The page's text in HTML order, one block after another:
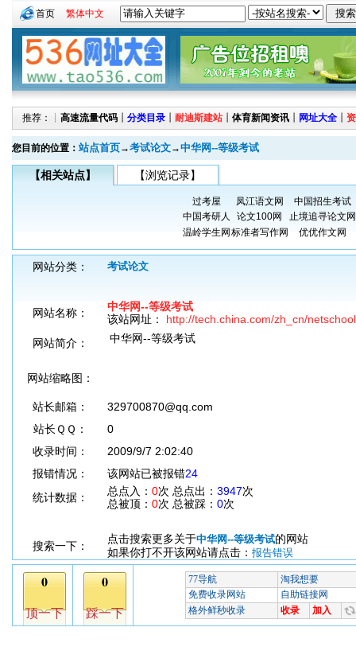
首页 繁体中文
推荐：┊ 高速流量代码 ┊ 分类目录 ┊ 耐迪斯建站 ┊ 体育新闻资讯 ┊ 网址大全 ┊
您目前的位置： 站点首页→考试论文→中华网--等级考试
【相关站点】 【浏览记录】
过考屋 凤江语文网
中国招生考试
中国考研人
论文100网
止境追寻论文网
温岭学生网 标准者写作网 优优作文网
网站分类： 考试论文
网站名称：
中华网--等级考试
该站网址： http://tech.china.com/zh_cn/
网站简介：
中华网--等级考试
网站缩略图：
站长邮箱：
329700870@qq.com
站长ＱＱ：
0
收录时间：
2009/9/7 2:02:40
报错情况：
该网站已被报错24
统计数据：
总点入： 0次 总点出： 3947次
总被顶： 0次 总被踩： 0次
搜索一下：
点击搜索更多关于中华网--等级考试的网站
如果你打不开该网站请点击： 报告错误